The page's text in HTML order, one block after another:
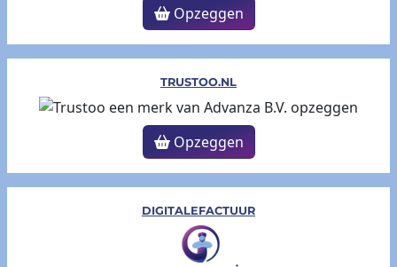
Opzeggen
TRUSTOO.NL
Opzeggen
DIGITALEFACTUUR